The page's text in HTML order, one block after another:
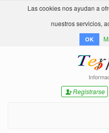
Las cookies nos ayudan a
nuestros servicios,
OK
Registrarse